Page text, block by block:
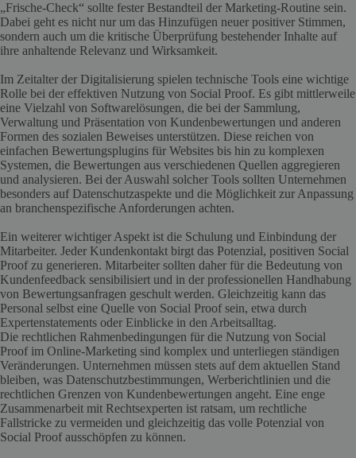
„Frische-Check“ sollte fester Bestandteil der Marketing-Routine sein.
Dabei geht es nicht nur um das Hinzufügen neuer positiver Stimmen,
sondern auch um die kritische Überprüfung bestehender Inhalte auf
ihre anhaltende Relevanz und Wirksamkeit.
Im Zeitalter der Digitalisierung spielen technische Tools eine wichtige
Rolle bei der effektiven Nutzung von Social Proof. Es gibt mittlerweile
eine Vielzahl von Softwarelösungen, die bei der Sammlung,
Verwaltung und Präsentation von Kundenbewertungen und anderen
Formen des sozialen Beweises unterstützen. Diese reichen von
einfachen Bewertungsplugins für Websites bis hin zu komplexen
Systemen, die Bewertungen aus verschiedenen Quellen aggregieren
und analysieren. Bei der Auswahl solcher Tools sollten Unternehmen
besonders auf Datenschutzaspekte und die Möglichkeit zur Anpassung
an branchenspezifische Anforderungen achten.
Ein weiterer wichtiger Aspekt ist die Schulung und Einbindung der
Mitarbeiter. Jeder Kundenkontakt birgt das Potenzial, positiven Social
Proof zu generieren. Mitarbeiter sollten daher für die Bedeutung von
Kundenfeedback sensibilisiert und in der professionellen Handhabung
von Bewertungsanfragen geschult werden. Gleichzeitig kann das
Personal selbst eine Quelle von Social Proof sein, etwa durch
Expertenstatements oder Einblicke in den Arbeitsalltag.
Die rechtlichen Rahmenbedingungen für die Nutzung von Social
Proof im Online-Marketing sind komplex und unterliegen ständigen
Veränderungen. Unternehmen müssen stets auf dem aktuellen Stand
bleiben, was Datenschutzbestimmungen, Werberichtlinien und die
rechtlichen Grenzen von Kundenbewertungen angeht. Eine enge
Zusammenarbeit mit Rechtsexperten ist ratsam, um rechtliche
Fallstricke zu vermeiden und gleichzeitig das volle Potenzial von
Social Proof ausschöpfen zu können.